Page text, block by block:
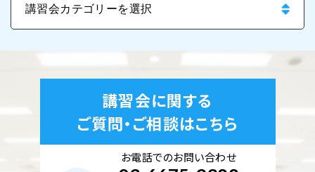
講習会に関する
ご質問・ご相談はこちら
お電話でのお問い合わせ